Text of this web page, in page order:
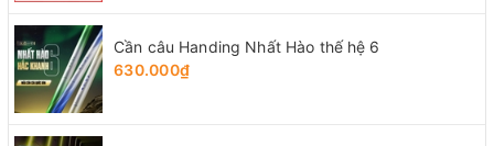
Cần câu Handing Nhất Hào thế hệ 6
630.000₫